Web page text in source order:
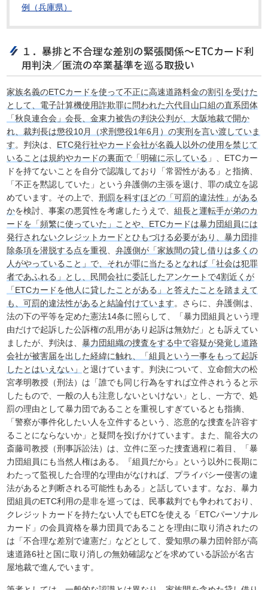
例（兵庫県）
１．暴排と不合理な差別の緊張関係～ETCカード利
用判決／匿流の卒業基準を巡る取扱い
家族名義のETCカードを使って不正に高速道路料金の割引を受けた
として、電子計算機使用詐欺罪に問われた六代目山口組の直系団体
「秋良連合会」会長、金東力被告の判決公判が、大阪地裁で開か
れ、裁判長は懲役10月（求刑懲役1年6月）の実刑を言い渡していま
す。判決は、 ETC発行社やカード会社が名義人以外の使用を禁じて
いることは規約やカードの裏面で「明確に示している 」、ETCカー
ドを持てないことを自分で認識しており「常習性がある」と指摘、
「不正を黙認していた」という弁護側の主張を退け、罪の成立を認
めています。その上で、刑罰を科すほどの「可罰的違法性」がある
かを検討、事案の悪質性を考慮したうえで、組長と運転手が弟のカ
ードを「頻繁に使っていた」ことや、ETCカードは暴力団組員には
発行されないクレジットカードとひもづける必要があり、暴力団排
除条項を潜脱する点を重視
、弁護側が「家族間の貸し借りは多くの
人がやっていること」で、それが罪に当たるとなれば「社会は犯罪
者であふれる」とし、民間会社に委託したアンケートで4割近くが
「ETCカードを他人に貸したことがある」と答えたことを踏まえて
も、可罰的違法性があると結論付けています。さらに、弁護側は、
法の下の平等を定めた憲法14条に照らして、「暴力団組員という理
由だけで起訴した公訴権の乱用があり起訴は無効だ」とも訴えてい
ましたが、判決は、暴力団組織の捜査をする中で容疑が発覚し道路
会社が被害届を出した経緯に触れ、「組員という一事をもって起訴
したとはいえない」
と退けています。判決について、立命館大の松
宮孝明教授（刑法）は「誰でも同じ行為をすれば立件されうると示
したもので、一般の人も注意しないといけない」とし、一方で、処
罰の理由として暴力団であることを重視しすぎているとも指摘、
「警察が事件化したい人を立件するという、恣意的な捜査を許容す
ることにならないか」と疑問を投げかけています。また、龍谷大の
斎藤司教授（刑事訴訟法）は、立件に至った捜査過程に着目、「暴
力団組員にも当然人権はある。『組員だから』という以外に長期に
わたって監視した合理的な理由がなければ、プライバシー侵害の違
法があると判断される可能性もある」と話しています。なお、暴力
団組員のETC利用の是非を巡っては、民事裁判でも争われており、
クレジットカードを持たない人でもETCを使える「ETCパーソナル
カード」の会員資格を暴力団員であることを理由に取り消されたの
は「不合理な差別で違憲だ」などとして、愛知県の暴力団幹部が高
速道路6社と国に取り消しの無効確認などを求めている訴訟が名古
屋地裁で進んでいます。